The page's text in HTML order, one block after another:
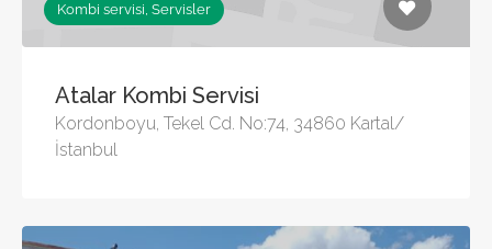
Kombi servisi, Servisler
Atalar Kombi Servisi
Kordonboyu, Tekel Cd. No:74, 34860 Kartal/
İstanbul